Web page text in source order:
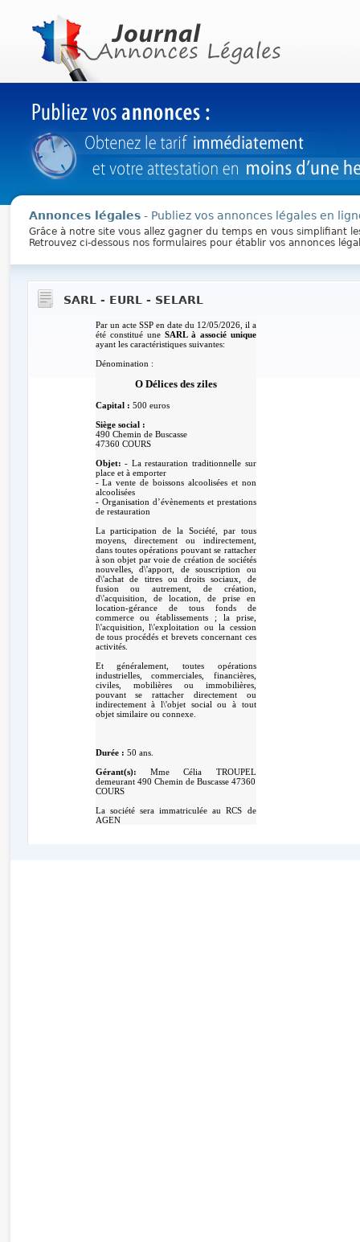
Annonces légales- Publiez vos annonces légales en
Grâce à notre site vous allez gagner du temps en vous simplifiant
Retrouvez ci-dessous nos formulaires pour établir vos annonces
SARL - EURL - SELARL
Par un acte SSP en date du 12/05/2026, il a
été constitué une SARL à associé unique
ayant les caractéristiques suivantes:
Dénomination :
O Délices des ziles
Capital : 500 euros
Siège social :
490 Chemin de Buscasse
47360 COURS
Objet: - La restauration traditionnelle sur
place et à emporter
- La vente de boissons alcoolisées et non
alcoolisées
- Organisation d’évènements et prestations
de restauration
La participation de la Société, par tous
moyens, directement ou indirectement,
dans toutes opérations pouvant se rattacher
à son objet par voie de création de sociétés
nouvelles, d\'apport, de souscription ou
d\'achat de titres ou droits sociaux, de
fusion ou autrement, de création,
d\'acquisition, de location, de prise en
location-gérance de tous fonds de
commerce ou établissements ; la prise,
l\'acquisition, l\'exploitation ou la cession
de tous procédés et brevets concernant ces
activités.
Et généralement, toutes opérations
industrielles, commerciales, financières,
civiles, mobilières ou immobilières,
pouvant se rattacher directement ou
indirectement à l\'objet social ou à tout
objet similaire ou connexe.
Durée : 50 ans.
Gérant(s): Mme Célia TROUPEL
demeurant 490 Chemin de Buscasse 47360
COURS
La société sera immatriculée au RCS de
AGEN